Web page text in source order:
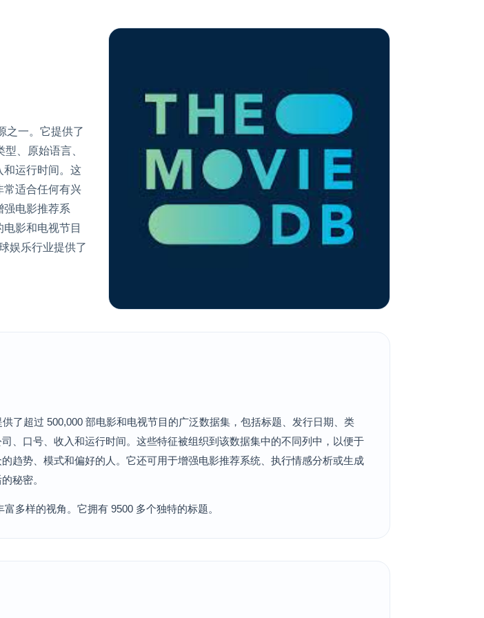
之一。它提供了
、原始语言、
和运行时间。这
常适合任何有兴
强电影推荐系
影和电视节目
娱乐行业提供了
了超过 500,000 部电影和电视节目的广泛数据集，包括标题、发行日期、类
、口号、收入和运行时间。这些特征被组织到该数据集中的不同列中，以便于
趋势、模式和偏好的人。它还可用于增强电影推荐系统、执行情感分析或生成
秘密。
多样的视角。它拥有 9500 多个独特的标题。